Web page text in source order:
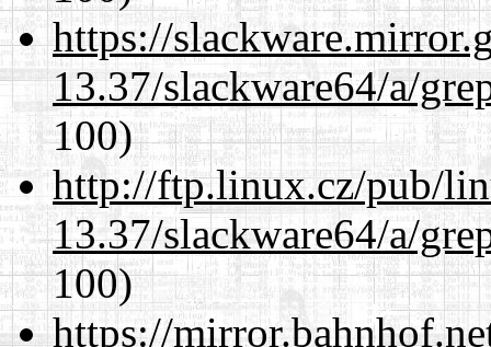
https://
13.37/slackware64/a/
100)
http://ftp.linux.cz/pub/
13.37/slackware64/a/
100)
https://